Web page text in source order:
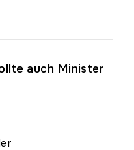
„Erster Schritt
auch Minister